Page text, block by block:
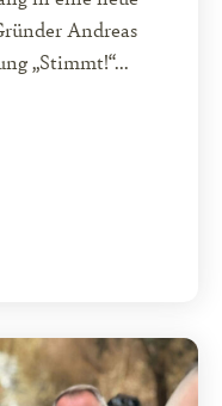
Andreas
„Stimmt!“...